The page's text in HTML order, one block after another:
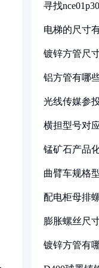
寻找
电梯的尺寸
镀锌方管尺
铝方管有哪
光线传媒参
横担型号对
锰矿石产品
曲臂车规格
配电柜母排
膨胀螺丝尺
镀锌方管有